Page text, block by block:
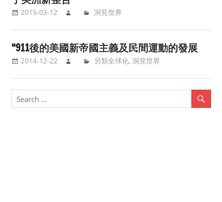
2015-03-12 洞見世界
“911後的美國新帝國主義及民間運動的發展
2014-12-22 另類全球化,洞見世界